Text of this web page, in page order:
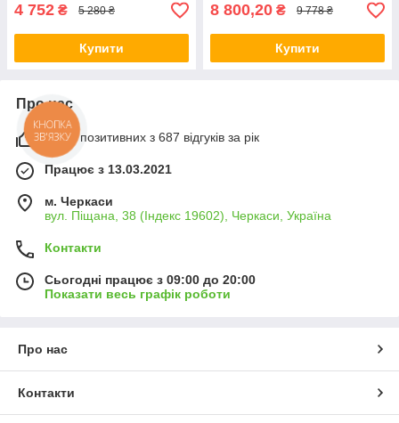
4 752 ₴ 5 280 ₴
Купити
8 800,20 ₴ 9 778 ₴
Купити
Про нас
100% позитивних з 687 відгуків за рік
Працює з 13.03.2021
м. Черкаси
вул. Піщана, 38 (Індекс 19602), Черкаси, Україна
Контакти
Сьогодні працює з 09:00 до 20:00
Показати весь графік роботи
Про нас
Контакти
КНОПКА
ЗВ'ЯЗКУ